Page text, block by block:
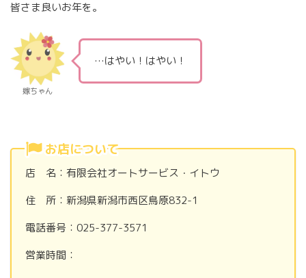
皆さま良いお年を。
嫁ちゃん
…はやい！はやい！
お店について
店 名：有限会社オートサービス・イトウ
住 所：新潟県新潟市西区鳥原832-1
電話番号：025-377-3571
営業時間：